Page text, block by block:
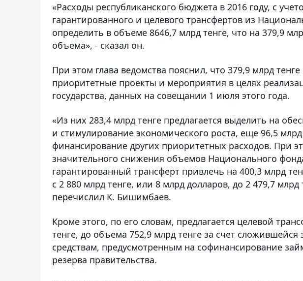
«Расходы республиканского бюджета в 2016 году, с
гарантированного и целевого трансфертов из
определить в объеме 8646,7 млрд тенге, что на 379,9
объема», - сказал он.
При этом глава ведомства пояснил, что 379,9 млрд
приоритетные проекты и мероприятия в целях
государства, данных на совещании 1 июля этого года.
«Из них 283,4 млрд тенге предлагается выделить на
и стимулирование экономического роста, еще 96,5
финансирование других приоритетных расходов. При
значительного снижения объемов Национального
гарантированный трансферт привлечь на 400,3 млрд
с 2 880 млрд тенге, или 8 млрд долларов, до 2 479,7
перечислил К. Бишимбаев.
Кроме этого, по его словам, предлагается целевой
тенге, до объема 752,9 млрд тенге за счет
средствам, предусмотренным на софинансирование
резерва правительства.